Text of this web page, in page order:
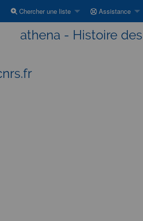
Chercher une liste Assistance
athena - Histoire